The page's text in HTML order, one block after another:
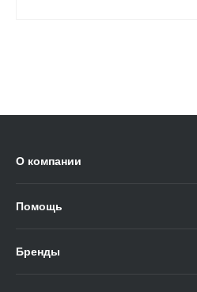
О компании
Помощь
Бренды